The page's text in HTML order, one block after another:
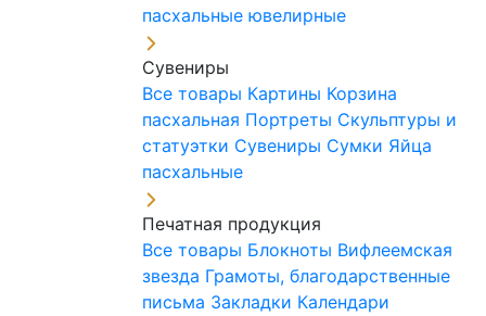
пасхальные ювелирные
Сувениры
Все товары Картины Корзина
пасхальная Портреты Скульптуры и
статуэтки Сувениры Сумки Яйца
пасхальные
Печатная продукция
Все товары Блокноты Вифлеемская
звезда Грамоты, благодарственные
письма Закладки Календари